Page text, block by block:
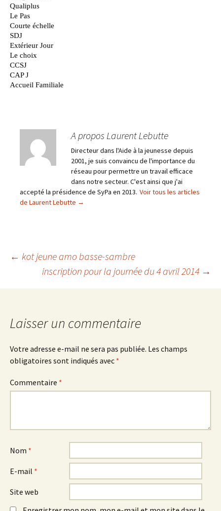
A propos Laurent Lebutte
Directeur dans l'Aide à la jeunesse depuis
2001, je suis convaincu de l'importance du
réseau pour permettre un travail efficace
dans notre secteur. C'est ainsi que j'ai
accepté la présidence de SyPa en 2013. Voir tous les articles
de Laurent Lebutte →
Navigation
des
articles
← kot jeune amo basse-sambre
inscription pour la journée du 4 avril 2014 →
Laisser un commentaire
Votre adresse e-mail ne sera pas publiée. Les champs
obligatoires sont indiqués avec *
Commentaire *
Nom *
E-mail *
Site web